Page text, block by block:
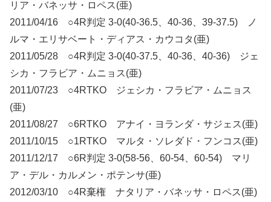
リア・バネッサ・ロペス(亜)
2011/04/16 ○4R判定 3-0(40-36.5、40-36、39-37.5) ノ
ルマ・エリサベート・ディアス・カウコタ(亜)
2011/05/28 ○4R判定 3-0(40-37.5、40-36、40-36) ジェ
シカ・フラビア・ムニョス(亜)
2011/07/23 ○4RTKO ジェシカ・フラビア・ムニョス
(亜)
2011/08/27 ○6RTKO アナイ・ヨランダ・サジェス(亜)
2011/10/15 ○1RTKO マルタ・ソレダド・フンコス(亜)
2011/12/17 ○6R判定 3-0(58-56、60-54、60-54) マリ
ア・デル・カルメン・ポテンサ(亜)
2012/03/10 ○4R棄権 ナタリア・バネッサ・ロペス(亜)